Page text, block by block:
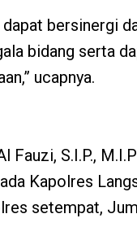
bersinergi
bidang serta
ucapnya.
Fauzi, S.I.P.,
Kapolres
setempat,